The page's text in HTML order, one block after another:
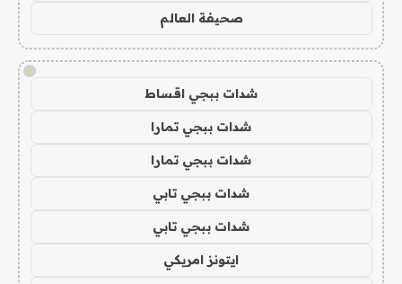
صحيفة العالم
!
شدات ببجي اقساط
شدات ببجي تمارا
شدات ببجي تمارا
شدات ببجي تابي
شدات ببجي تابي
ايتونز امريكي